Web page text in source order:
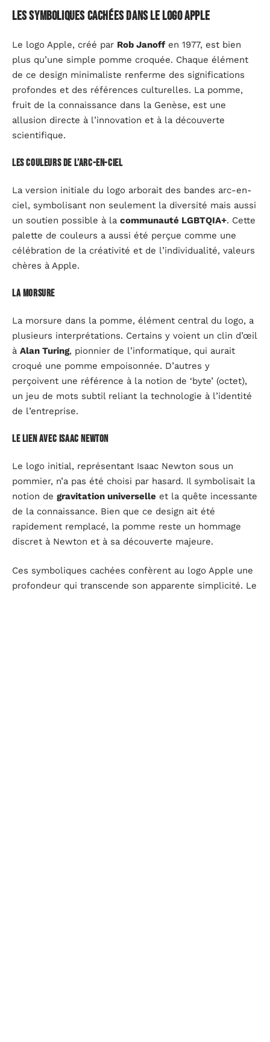
Les symboliques cachées dans le logo Apple
Le logo Apple, créé par Rob Janoffen 1977, est bien
plus qu’une simple pomme croquée. Chaque élément
de ce design minimaliste renferme des significations
profondes et des références culturelles. La pomme,
fruit de la connaissance dans la Genèse, est une
allusion directe à l’innovation et à la découverte
scientifique.
Les couleurs de l’arc-en-ciel
La version initiale du logo arborait des bandes arc-en-
ciel, symbolisant non seulement la diversité mais aussi
un soutien possible à la communauté LGBTQIA+. Cette
palette de couleurs a aussi été perçue comme une
célébration de la créativité et de l’individualité, valeurs
chères à Apple.
La morsure
La morsure dans la pomme, élément central du logo, a
plusieurs interprétations. Certains y voient un clin d’œil
à Alan Turing, pionnier de l’informatique, qui aurait
croqué une pomme empoisonnée. D’autres y
perçoivent une référence à la notion de ‘byte’ (octet),
un jeu de mots subtil reliant la technologie à l’identité
de l’entreprise.
Le lien avec Isaac Newton
Le logo initial, représentant Isaac Newton sous un
pommier, n’a pas été choisi par hasard. Il symbolisait la
notion de gravitation universelle et la quête incessante
de la connaissance. Bien que ce design ait été
rapidement remplacé, la pomme reste un hommage
discret à Newton et à sa découverte majeure.
Ces symboliques cachées confèrent au logo Apple une
profondeur qui transcende son apparente simplicité. Le